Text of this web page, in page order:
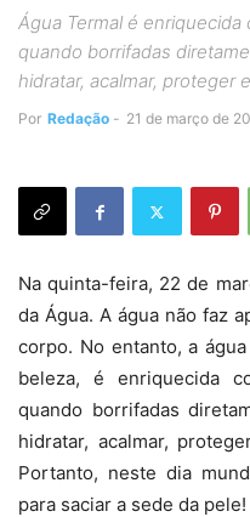
Água Termal é
quando borrifadas
hidratar, acalmar, proteger
Por Redação - 21 de março de
Na quinta-feira, 22 de
da Água. A água não faz
corpo. No entanto, a
beleza, é enriquecida
quando borrifadas
hidratar, acalmar,
Portanto, neste dia
para saciar a sede da pele!